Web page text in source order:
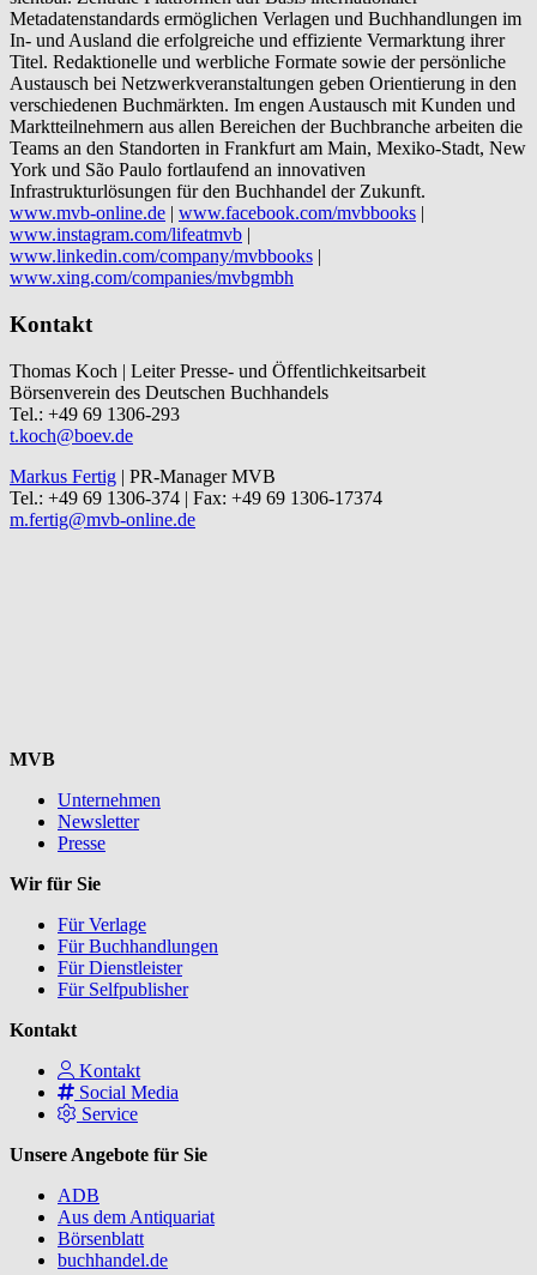
Metadatenstandards ermöglichen Verlagen und Buchhandlungen im
In- und Ausland die erfolgreiche und effiziente Vermarktung ihrer
Titel. Redaktionelle und werbliche Formate sowie der persönliche
Austausch bei Netzwerkveranstaltungen geben Orientierung in den
verschiedenen Buchmärkten. Im engen Austausch mit Kunden und
Marktteilnehmern aus allen Bereichen der Buchbranche arbeiten die
Teams an den Standorten in Frankfurt am Main, Mexiko-Stadt, New
York und São Paulo fortlaufend an innovativen
Infrastrukturlösungen für den Buchhandel der Zukunft.
www.mvb-online.de | www.facebook.com/mvbbooks |
www.instagram.com/lifeatmvb |
www.linkedin.com/company/mvbbooks |
www.xing.com/companies/mvbgmbh
Kontakt
Thomas Koch | Leiter Presse- und Öffentlichkeitsarbeit
Börsenverein des Deutschen Buchhandels
Tel.: +49 69 1306-293
t.koch@boev.de
Markus Fertig | PR-Manager MVB
Tel.: +49 69 1306-374 | Fax: +49 69 1306-17374
m.fertig@mvb-online.de
MVB
Unternehmen
Newsletter
Presse
Wir für Sie
Für Verlage
Für Buchhandlungen
Für Dienstleister
Für Selfpublisher
Kontakt
Kontakt
Social Media
Service
Unsere Angebote für Sie
ADB
Aus dem Antiquariat
Börsenblatt
buchhandel.de